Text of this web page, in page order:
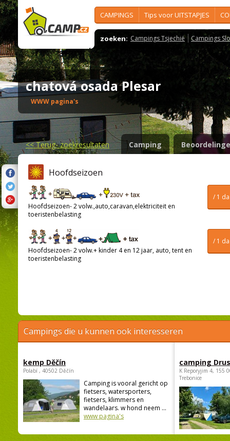
CAMPINGS Tips voor UITSTAPJES
zoeken: Campings Tsjechië Campings
chatová osada Plesar
WWW pagina's
<<Terug- zoekresultaten Camping
Hoofdseizoen
/ 1
Hoofdseizoen- 2 volw.,auto,caravan,elektriciteit en
toeristenbelasting
/ 1
Hoofdseizoen- 2 volw.+ kinder 4 en 12 jaar, auto, tent en
toeristenbelasting
Campings die u kunnen ook interesseren
kemp Děčín
Polabí , 40502 Děčín
Camping is vooral gericht op
fietsers, watersporters,
fietsers, klimmers en
wandelaars. w hond neem ...
www pagina's
camping
K Reporyjim 4, 155
Trebonice